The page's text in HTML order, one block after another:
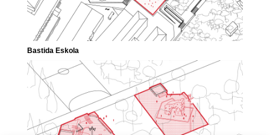
Bastida Eskola